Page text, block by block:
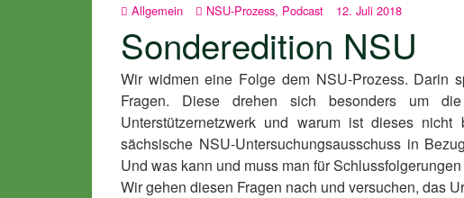
Allgemein NSU-Prozess, Podcast 12. Juli 2018
Sonderedition NSU
Wir widmen eine Folge dem NSU-Prozess. Darin
Fragen. Diese drehen sich besonders um
Unterstützernetzwerk und warum ist dieses
sächsische NSU-Untersuchungsausschuss in
Und was kann und muss man für
Wir gehen diesen Fragen nach und versuchen, das